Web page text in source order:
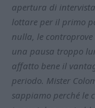
apertura di
lottare per il primo
nulla, le controprove
una pausa troppo
affatto bene il
periodo. Mister
sappiamo perché le